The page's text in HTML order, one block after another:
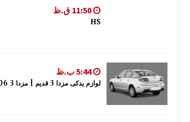
11:50 ق.ظ
HS
5:44 ب.ظ
لوازم یدکی مزدا 3 قدیم | مزدا 3 2006-2009